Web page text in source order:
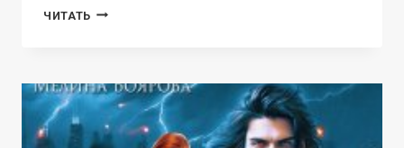
ЧИТАТЬ ИЛЛЮЗИЯ